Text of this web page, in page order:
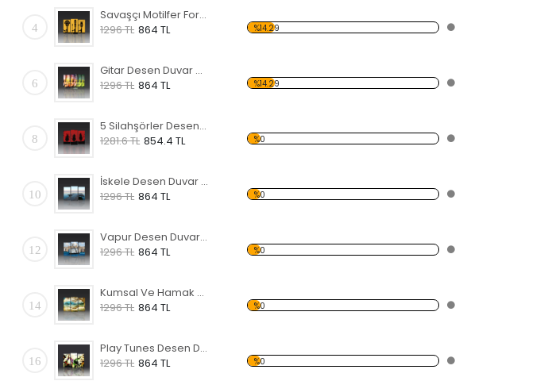
4
Savaşçı Motilfer Forex Tablo
1296 TL 864 TL %14.29
6
Gitar Desen Duvar Panosu
1296 TL 864 TL %14.29
8
5 Silahşörler Desen Duvar Panosu
1281.6 TL 854.4 TL %0
10
İskele Desen Duvar Panosu
1296 TL 864 TL %0
12
Vapur Desen Duvar Panosu
1296 TL 864 TL %0
14
Kumsal Ve Hamak Desen Duvar Panosu
1296 TL 864 TL %0
16
Play Tunes Desen Duvar Panosu
1296 TL 864 TL %0